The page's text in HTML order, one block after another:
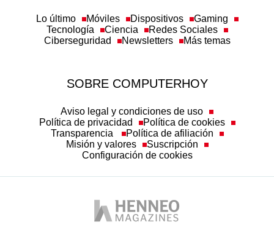
Lo último Móviles Dispositivos
Gaming
Tecnología
Ciencia
Redes Sociales
Ciberseguridad
Newsletters Más temas
SOBRE COMPUTERHOY
Aviso legal y condiciones de uso
Política de privacidad
Política de cookies
Transparencia
Política de afiliación
Misión y valores
Suscripción
Configuración de cookies